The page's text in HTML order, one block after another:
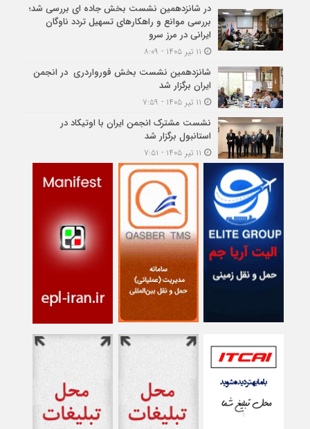
در شانزدهمین نشست بخش جاده ای بررسی شد؛
بررسی موانع و راهکارهای تسهیل تردد ناوگان
ایرانی در مرز سرو
شانزدهمین نشست بخش فورواردری در انجمن
ایران برگزار شد
نشست مشترک انجمن ایران با اوتیکاد در
استانبول برگزار شد